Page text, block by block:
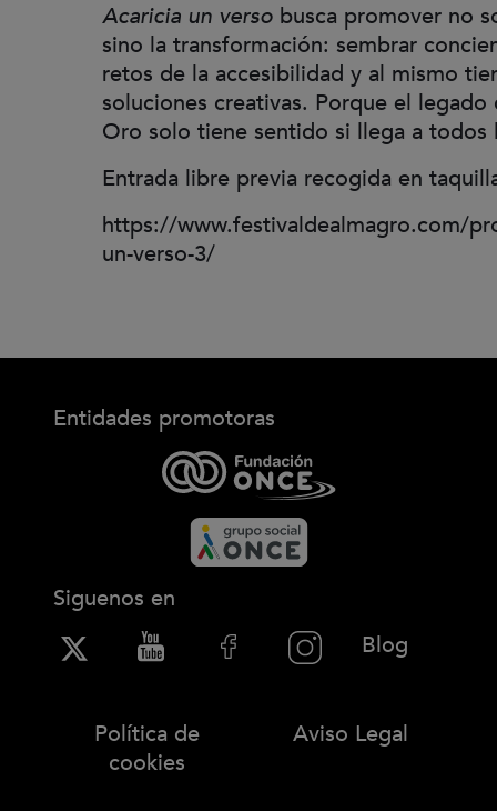
Acaricia un verso busca promover no
sino la transformación: sembrar
retos de la accesibilidad y al mismo
soluciones creativas. Porque el
Oro solo tiene sentido si llega a todos
Entrada libre previa recogida en
https://www.festivaldealmagro.com/
un-verso-3/
Entidades promotoras
Siguenos en
Blog
Política de
cookies
Aviso Legal